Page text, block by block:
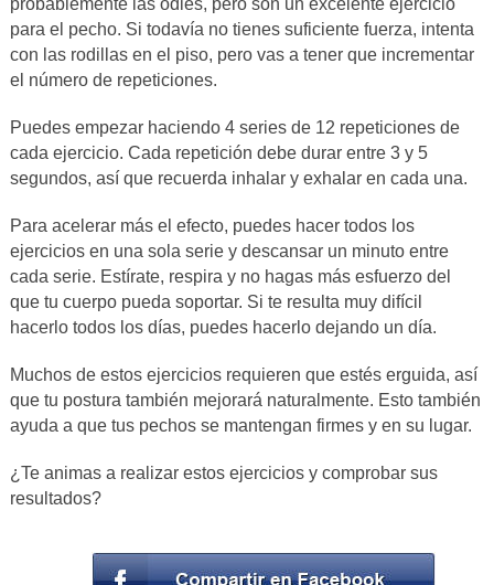
para el pecho. Si todavía no tienes suficiente fuerza, intenta
con las rodillas en el piso, pero vas a tener que incrementar
el número de repeticiones.
Puedes empezar haciendo 4 series de 12 repeticiones de
cada ejercicio. Cada repetición debe durar entre 3 y 5
segundos, así que recuerda inhalar y exhalar en cada una.
Para acelerar más el efecto, puedes hacer todos los
ejercicios en una sola serie y descansar un minuto entre
cada serie. Estírate, respira y no hagas más esfuerzo del
que tu cuerpo pueda soportar. Si te resulta muy difícil
hacerlo todos los días, puedes hacerlo dejando un día.
Muchos de estos ejercicios requieren que estés erguida, así
que tu postura también mejorará naturalmente. Esto también
ayuda a que tus pechos se mantengan firmes y en su lugar.
¿Te animas a realizar estos ejercicios y comprobar sus
resultados?